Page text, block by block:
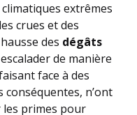
extrêmes
crues et des
des dégâts
de manière
face à des
n’ont
les primes pour